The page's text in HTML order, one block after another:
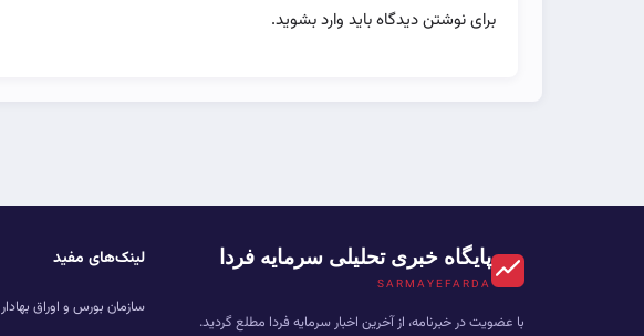
برای نوشتن دیدگاه باید وارد بشوید.
پایگاه خبری تحلیلی سرمایه فردا
SARMAYEFARDA
با عضویت در خبرنامه، از آخرین اخبار سرمایه فردا مطلع گردید.
لینک‌های مفید
سازمان بورس و اوراق بهادار